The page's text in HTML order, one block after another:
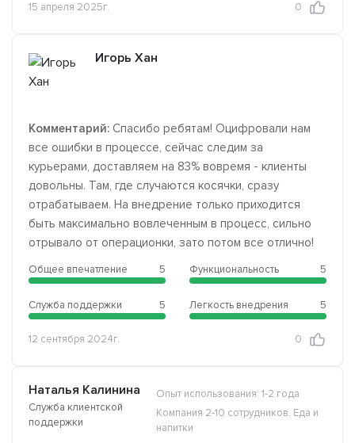
15 апреля 2025г. 0
Игорь Хан
Комментарий: Спасибо ребятам! Оцифровали нам
все ошибки в процессе, сейчас следим за
курьерами, доставляем на 83% вовремя - клиенты
довольны. Там, где случаются косячки, сразу
отрабатываем. На внедрение только приходится
быть максимально вовлеченным в процесс, сильно
отрывало от операционки, зато потом все отлично!
Общее впечатление 5
Служба поддержки 5
Функциональность 5
Легкость внедрения 5
12 сентября 2024г. 0
Наталья Калинина
Служба клиентской
поддержки
Опыт использования: 1-2 года
Компания 2-10 сотрудников, Еда и
напитки